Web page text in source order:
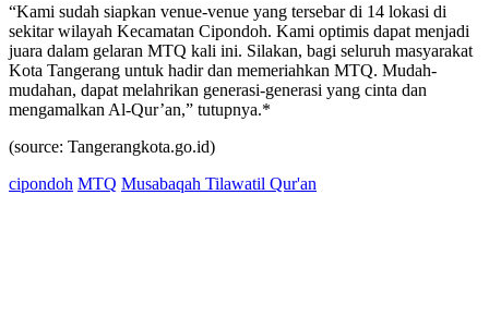
“Kami sudah siapkan venue-venue yang tersebar di 14 lokasi di
sekitar wilayah Kecamatan Cipondoh. Kami optimis dapat menjadi
juara dalam gelaran MTQ kali ini. Silakan, bagi seluruh masyarakat
Kota Tangerang untuk hadir dan memeriahkan MTQ. Mudah-
mudahan, dapat melahrikan generasi-generasi yang cinta dan
mengamalkan Al-Qur’an,” tutupnya.*
(source: Tangerangkota.go.id)
cipondoh MTQ Musabaqah Tilawatil Qur'an